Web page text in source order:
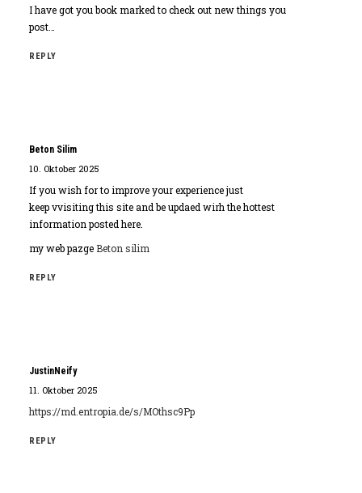
I have got you book marked to check out new things you
post…
REPLY
Beton Silim
10. Oktober 2025
If you wish for to improve your experience just
keep vvisiting this site and be updaed wirh the hottest
information posted here.
my web pazgeBeton silim
REPLY
JustinNeify
11. Oktober 2025
https://md.entropia.de/s/MOthsc9Pp
REPLY